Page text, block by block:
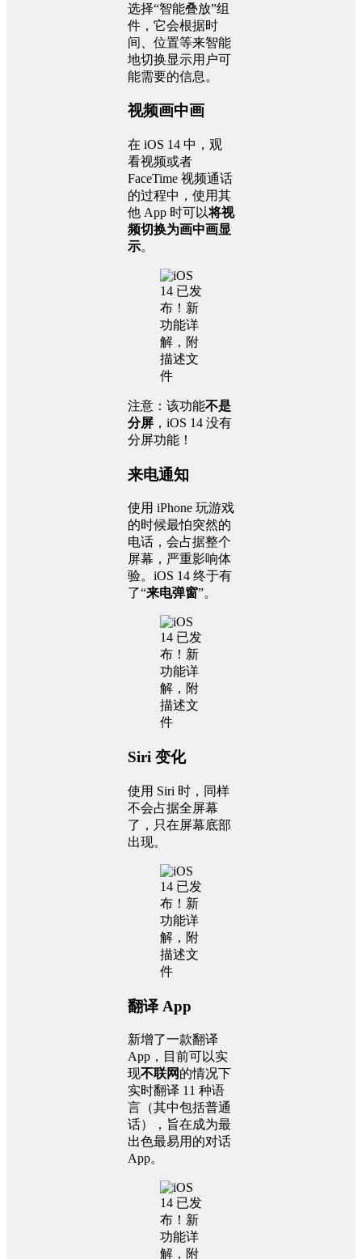
选择“智能叠放”组
件，它会根据时
间、位置等来智能
地切换显示用户可
能需要的信息。
视频画中画
在 iOS 14 中，观
看视频或者
FaceTime 视频通话
的过程中，使用其
他 App 时可以将视
频切换为画中画显
示。
注意：该功能不是
分屏 ，iOS 14 没有
分屏功能！
来电通知
使用 iPhone 玩游戏
的时候最怕突然的
电话，会占据整个
屏幕，严重影响体
验。iOS 14 终于有
了“来电弹窗”。
Siri 变化
使用 Siri 时，同样
不会占据全屏幕
了，只在屏幕底部
出现。
翻译 App
新增了一款翻译
App，目前可以实
现不联网的情况下
实时翻译 11 种语
言（其中包括普通
话），旨在成为最
出色最易用的对话
App。